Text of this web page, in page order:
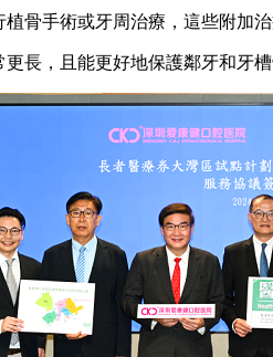
手術或牙周治療，這些附加治
，且能更好地保護鄰牙和牙槽